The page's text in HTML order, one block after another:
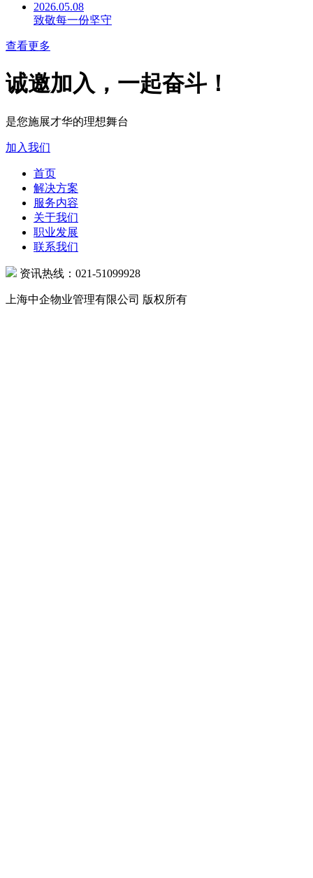
2026.05.08
致敬每一份坚守
查看更多
诚邀加入，一起奋斗！
是您施展才华的理想舞台
加入我们
首页
解决方案
服务内容
关于我们
职业发展
联系我们
资讯热线：021-51099928
上海中企物业管理有限公司 版权所有